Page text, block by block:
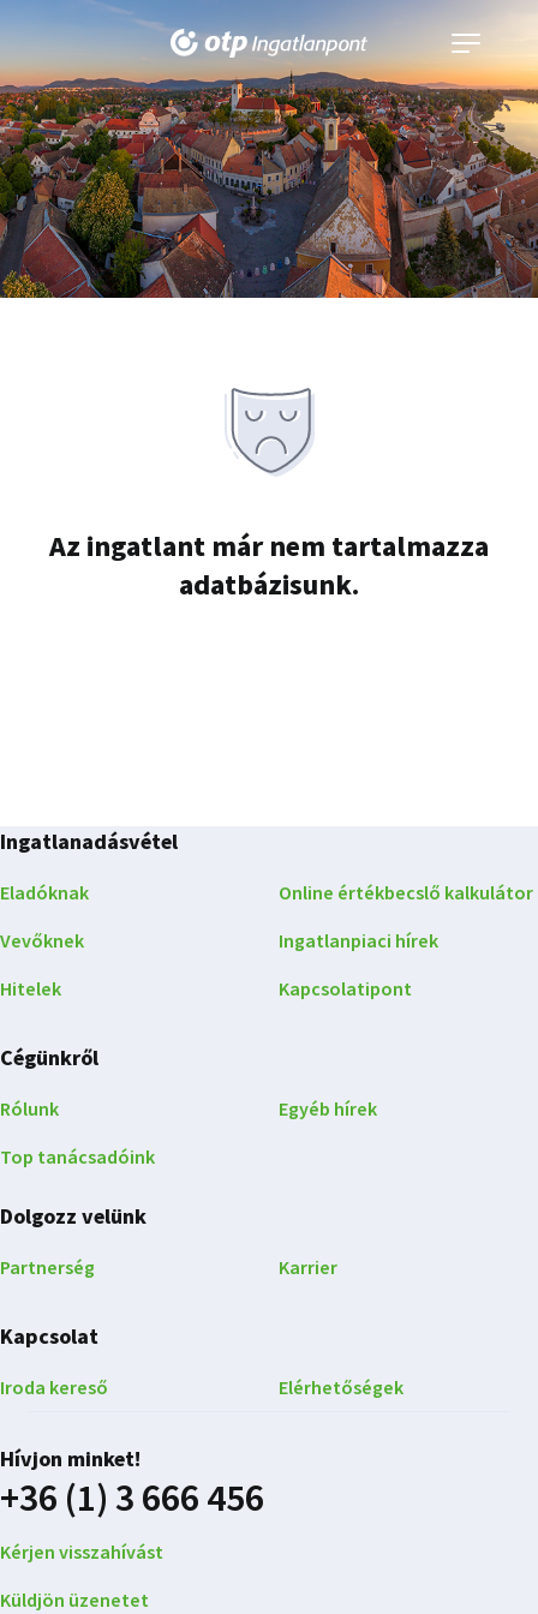
Navigáció
kinyitása
Az ingatlant már nem tartalmazza
adatbázisunk.
Ingatlanadásvétel
Eladóknak
Vevőknek
Hitelek
Online értékbecslő kalkulátor
Ingatlanpiaci hírek
Kapcsolatipont
Cégünkről
Rólunk
Top tanácsadóink
Egyéb hírek
Dolgozz velünk
Partnerség Karrier
Kapcsolat
Iroda kereső Elérhetőségek
Hívjon minket!
+36 (1) 3 666 456
Kérjen visszahívást
Küldjön üzenetet